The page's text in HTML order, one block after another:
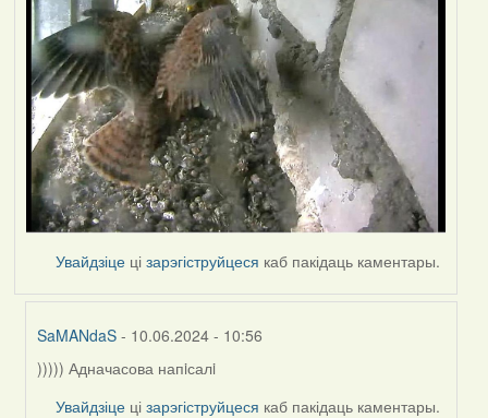
Увайдзіце цізарэгіструйцеся каб пакідаць каментары.
SaMANdaS - 10.06.2024 - 10:56
In
reply
))))) Адначасова напiсалi
Увайдзіце цізарэгіструйцеся каб пакідаць каментары.